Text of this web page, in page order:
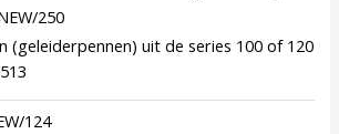
250
(geleiderpennen) uit de series 100 of 120
124